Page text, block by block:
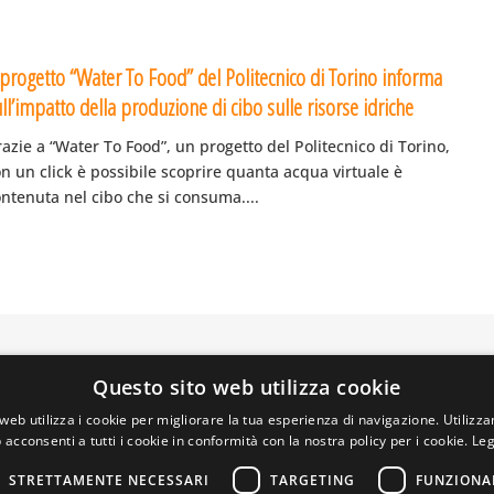
“Water To Food” del Politecnico di Torino informa
della produzione di cibo sulle risorse idriche
a “Water To Food”, un progetto del Politecnico di Torino,
un click è possibile scoprire quanta acqua virtuale è
nel cibo che si consuma....
PRIVATA DELLA TORRE, 15 – 20127 – MILANO – P. IVA
DA GRAFICAEFOTO WEB AGENCY – PARTNER
Questo sito web utilizza cookie
utilizza i cookie per migliorare la tua esperienza di navigazione.
acconsenti a tutti i cookie in conformità con la nostra policy per i cookie.
STRETTAMENTE NECESSARI TARGETING